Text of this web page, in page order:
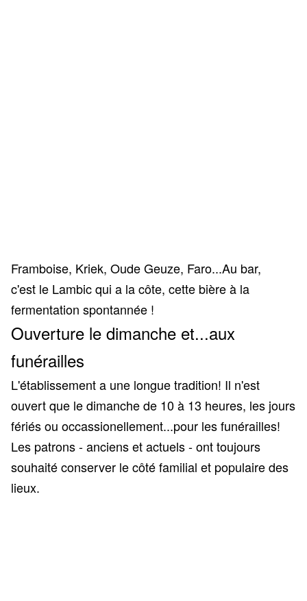
Framboise, Kriek, Oude Geuze, Faro...Au bar,
c'est le Lambic qui a la côte, cette bière à la
fermentation spontannée !
Ouverture le dimanche et...aux
funérailles
L'établissement a une longue tradition! Il n'est
ouvert que le dimanche de 10 à 13 heures, les jours
fériés ou occassionellement...pour les funérailles!
Les patrons - anciens et actuels - ont toujours
souhaité conserver le côté familial et populaire des
lieux.